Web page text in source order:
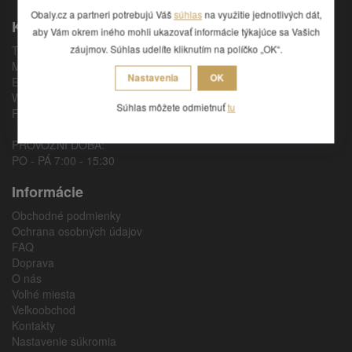
Kontakty
Tel.: +420 469 620 384
Mob.: +420 737 287 080
E-mail:
Web:
Facebook:
www.facebook.com/obaly.eshop
PROVOZNÍ DOBA:
PO - PÁ 7:00 - 15:30
Informácie
Obchodné podmienky
Ochrana osobných údajov
FAQ
Doprava
O nás
Voľné miesta
Veľkoobchod
Kontakty
Nastavenie súkromia
Obaly.cz a partneri potrebujú Vášsúhlas na využitie jednotlivých dát,
aby Vám okrem iného mohli ukazovať informácie týkajúce sa Vašich
záujmov. Súhlas udelíte kliknutím na políčko „OK“.
Nastavenia OK
Súhlas môžete odmietnuťtu